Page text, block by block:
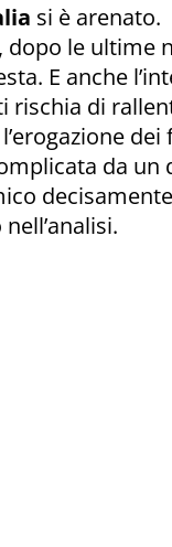
si è arenato.
dopo le ultime
E anche
rischia di
da un